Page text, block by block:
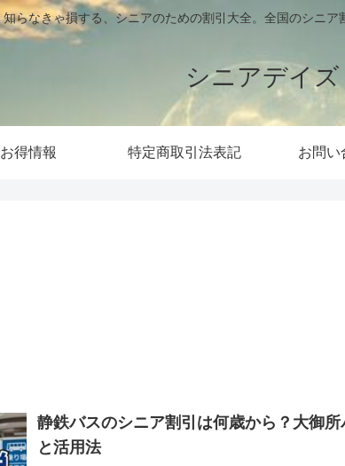
知らなきゃ損する、シニアのための割引大全。全国のシニア
シニアデイズ
お得情報 特定商取引法表記 お問い
静鉄バスのシニア割引は何歳から？大御
と活用法